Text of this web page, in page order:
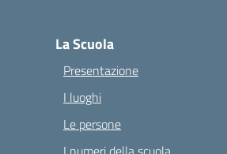
La Scuola
Presentazione
I luoghi
Le persone